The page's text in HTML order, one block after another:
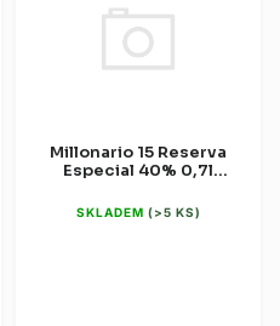
Millonario 15 Reserva
Especial 40% 0,7l
SKLADEM (>5 KS)